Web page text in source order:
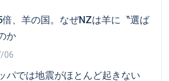
倍、羊の国。なぜNZは羊に〝選ば
か
06
パでは地震がほとんど起きない